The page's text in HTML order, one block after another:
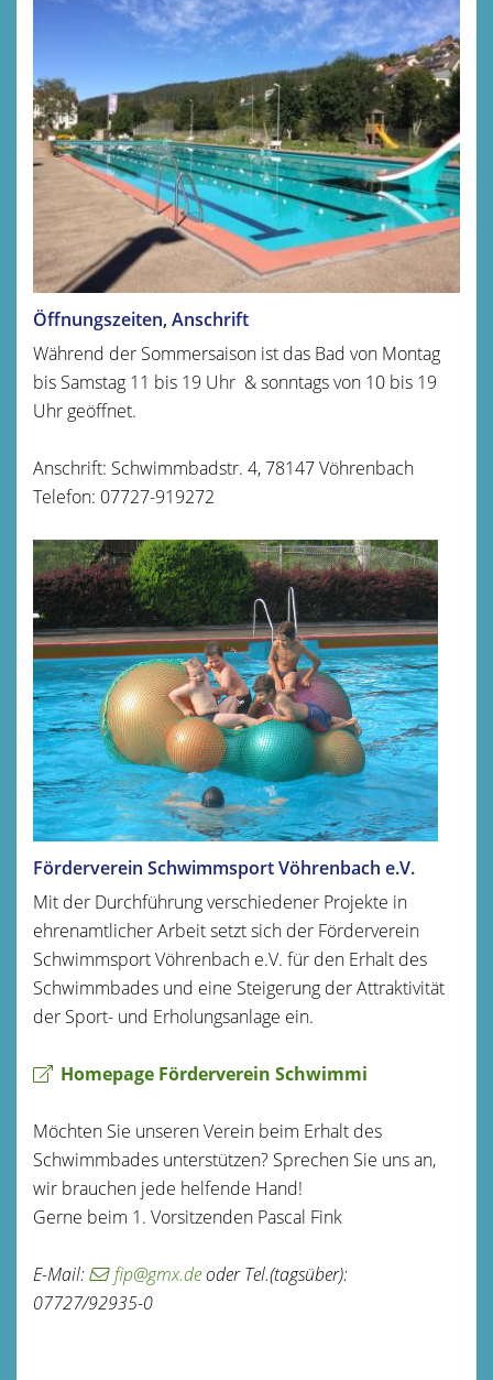
Öffnungszeiten, Anschrift
Während der Sommersaison ist das Bad von Montag
bis Samstag 11 bis 19 Uhr & sonntags von 10 bis 19
Uhr geöffnet.
Anschrift: Schwimmbadstr. 4, 78147 Vöhrenbach
Telefon: 07727-919272
Förderverein Schwimmsport Vöhrenbach e.V.
Mit der Durchführung verschiedener Projekte in
ehrenamtlicher Arbeit setzt sich der Förderverein
Schwimmsport Vöhrenbach e.V. für den Erhalt des
Schwimmbades und eine Steigerung der Attraktivität
der Sport- und Erholungsanlage ein.
Homepage Förderverein Schwimmi
Möchten Sie unseren Verein beim Erhalt des
Schwimmbades unterstützen? Sprechen Sie uns an,
wir brauchen jede helfende Hand!
Gerne beim 1. Vorsitzenden Pascal Fink
E-Mail: fip@gmx.deoder Tel.(tagsüber):
07727/92935-0